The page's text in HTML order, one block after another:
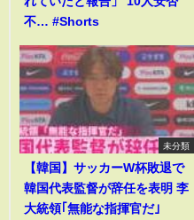
不… #Shorts
未分類
【韓国】サッカーW杯敗退で
韓国代表監督が辞任を表明 李
大統領｢無能な指揮官だ｣